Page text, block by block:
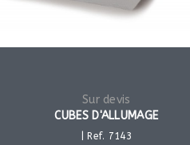
Sur devis
CUBES D'ALLUMAGE
| Ref. 7143